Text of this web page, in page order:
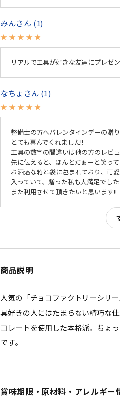
みん 1
リアルで工具が好きな友達にプレゼ
なちょ 1
整備士の方へバレンタインデーの贈
とても喜んでくれました!!
工具の数字の間違いは他の方のレビ
先に伝えると、ほんとだぁーと笑っ
お洒落な箱と袋に包まれており、可
入っていて、贈った私も大満足でし
また利用させて頂きたいと思います!!
商品説明
人気の「チョコファクトリーシリ
具好きの人にはたまらない精巧な
コレートを使用した本格派。ちょ
です。
賞味期限・原材料・アレルギー